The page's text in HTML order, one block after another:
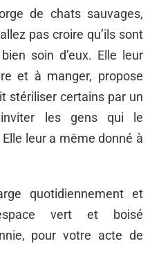
de chats sauvages,
pas croire qu’ils sont
soin d’eux. Elle leur
et à manger, propose
stériliser certains par un
les gens qui le
leur a même donné à
quotidiennement et
vert et boisé
pour votre acte de